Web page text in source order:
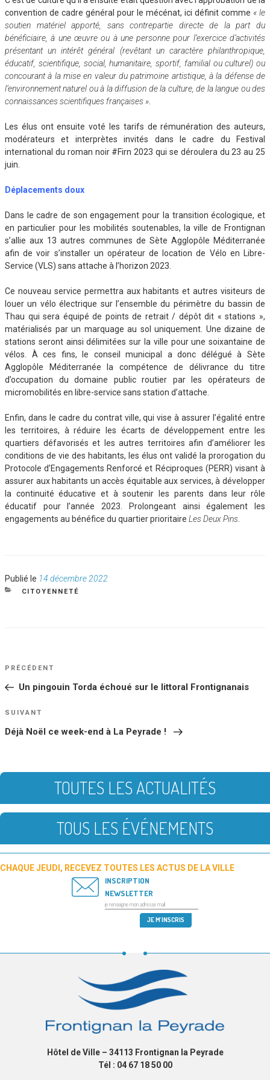
convention de cadre général pour le mécénat, ici définit comme « le
soutien matériel apporté, sans contrepartie directe de la part du
bénéficiaire, à une œuvre ou à une personne pour l’exercice d’activités
présentant un intérêt général (revêtant un caractère philanthropique,
éducatif, scientifique, social, humanitaire, sportif, familial ou culturel) ou
concourant à la mise en valeur du patrimoine artistique, à la défense de
l’environnement naturel ou à la diffusion de la culture, de la langue ou des
connaissances scientifiques françaises »
Les élus ont ensuite voté les tarifs de rémunération des auteurs,
modérateurs et interprètes invités dans le cadre du Festival
international du roman noir #Firn 2023 qui se déroulera du 23 au 25
juin.
Déplacements doux
Dans le cadre de son engagement pour la transition écologique, et
en particulier pour les mobilités soutenables, la ville de Frontignan
s’allie aux 13 autres communes de Sète Agglopôle Méditerranée
afin de voir s’installer un opérateur de location de Vélo en Libre-
Service (VLS) sans attache à l’horizon 2023.
Ce nouveau service permettra aux habitants et autres visiteurs de
louer un vélo électrique sur l’ensemble du périmètre du bassin de
Thau qui sera équipé de points de retrait / dépôt dit « stations »,
matérialisés par un marquage au sol uniquement. Une dizaine de
stations seront ainsi délimitées sur la ville pour une soixantaine de
vélos. À ces fins, le conseil municipal a donc délégué à Sète
Agglopôle Méditerranée la compétence de délivrance du titre
d’occupation du domaine public routier par les opérateurs de
micromobilités en libre-service sans station d’attache.
Enfin, dans le cadre du contrat ville, qui vise à assurer l’égalité entre
les territoires, à réduire les écarts de développement entre les
quartiers défavorisés et les autres territoires afin d’améliorer les
conditions de vie des habitants, les élus ont validé la prorogation du
Protocole d’Engagements Renforcé et Réciproques (PERR) visant à
assurer aux habitants un accès équitable aux services, à développer
la continuité éducative et à soutenir les parents dans leur rôle
éducatif pour l’année 2023. Prolongeant ainsi également les
engagements au bénéfice du quartier prioritaire Les Deux Pins
Publié le Publié
le
14 décembre 2022
CATÉGORIES
CITOYENNETÉ
NAVIGATION
DE
Article
PRÉCÉDENT
Un pingouin Torda échoué sur le littoral Frontignanais
Article
SUIVANT
Déjà Noël ce week-end à La Peyrade !
TOUTES LES ACTUALITÉS
TOUS LES ÉVÉNEMENTS
CHAQUE JEUDI, RECEVEZ TOUTES LES ACTUS DE LA VILLE
INSCRIPTION
NEWSLETTER
Hôtel de Ville – 34113 Frontignan la Peyrade
Tél : 04 67 18 50 00